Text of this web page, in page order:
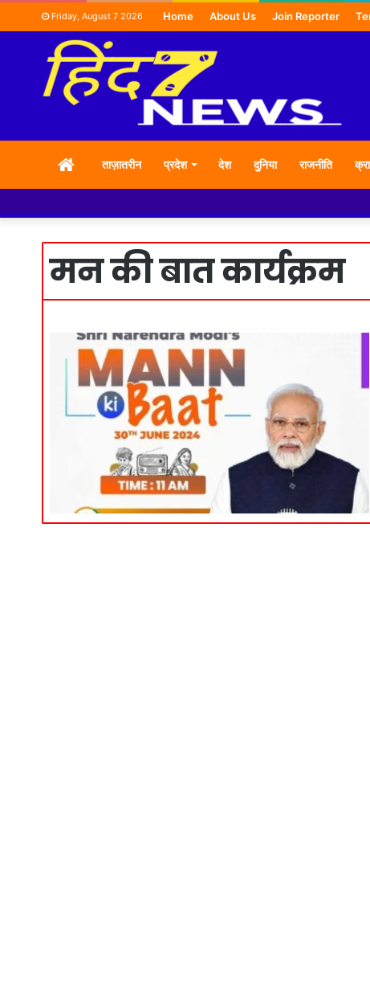
Friday, August 7 2026 Home About Us Join Reporter
HOMEताज़ातरीन प्रदेश देश दुनिया राजनीति
मन की बात कार्यक्रम